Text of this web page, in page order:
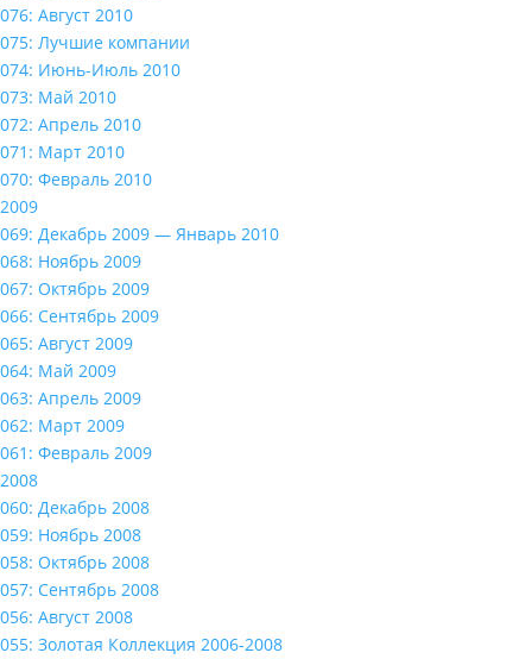
076: Август 2010
075: Лучшие компании
074: Июнь-Июль 2010
073: Май 2010
072: Апрель 2010
071: Март 2010
070: Февраль 2010
2009
069: Декабрь 2009 — Январь 2010
068: Ноябрь 2009
067: Октябрь 2009
066: Сентябрь 2009
065: Август 2009
064: Май 2009
063: Апрель 2009
062: Март 2009
061: Февраль 2009
2008
060: Декабрь 2008
059: Ноябрь 2008
058: Октябрь 2008
057: Сентябрь 2008
056: Август 2008
055: Золотая Коллекция 2006-2008